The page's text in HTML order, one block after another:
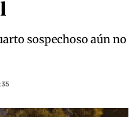
sospechoso aún no